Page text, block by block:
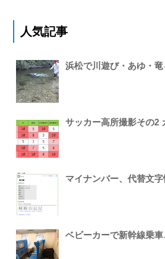
人気記事
浜松で川遊び・あゆ・竜
サッカー高所撮影その2
マイナンバー、代替文字
ベビーカーで新幹線乗